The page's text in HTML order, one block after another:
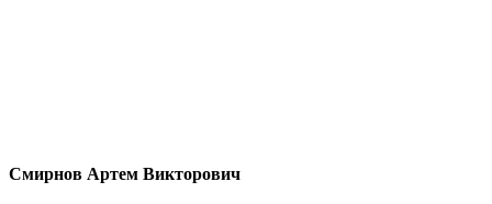
Смирнов Артем Викторович